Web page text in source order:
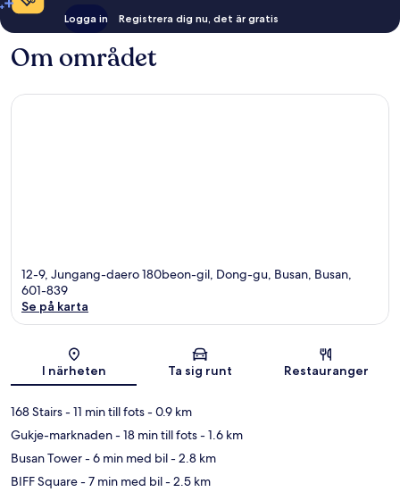
Logga in Registrera dig nu, det är gratis
Om området
12-9, Jungang-daero 180beon-gil, Dong-gu, Busan, Busan,
601-839
Se på karta
I närheten Ta sig runt Restauranger
168 Stairs- 11 min till fots- 0.9 km
Gukje-marknaden- 18 min till fots- 1.6 km
Busan Tower- 6 min med bil- 2.8 km
BIFF Square- 7 min med bil- 2.5 km